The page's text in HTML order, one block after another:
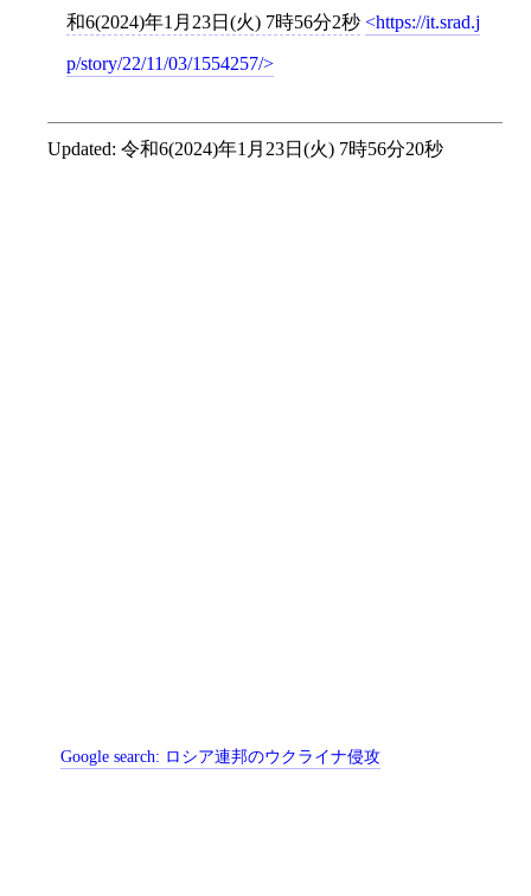
和6(2024)年1月23日(火) 7時56分2秒 https://it.srad.j
p/story/22/11/03/1554257/
Updated: 令和6(2024)年1月23日(火) 7時56分20秒
Google search: ロシア連邦のウクライナ侵攻